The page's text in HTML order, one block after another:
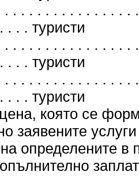
. . . . . . . . . . . . . .
. . туристи
. . . . . . . . . . . . . .
. . туристи
. . . . . . . . . . . . . .
. . туристи
която се
заявените
определените в